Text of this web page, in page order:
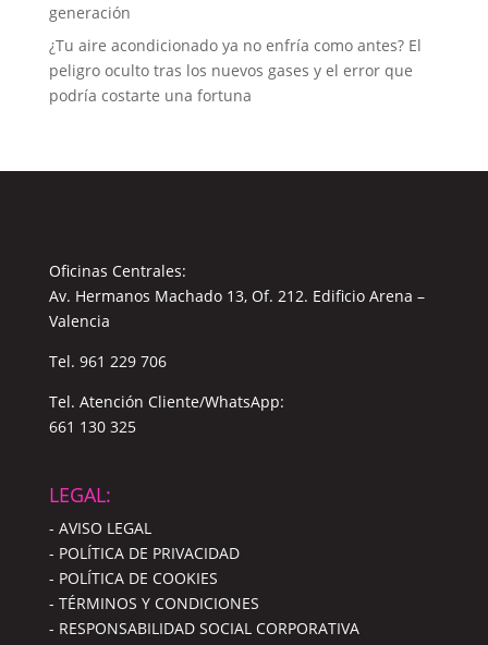
generación
¿Tu aire acondicionado ya no enfría como antes? El
peligro oculto tras los nuevos gases y el error que
podría costarte una fortuna
Oficinas Centrales:
Av. Hermanos Machado 13, Of. 212. Edificio Arena –
Valencia
Tel. 961 229 706
Tel. Atención Cliente/WhatsApp:
661 130 325
LEGAL:
- AVISO LEGAL
- POLÍTICA DE PRIVACIDAD
- POLÍTICA DE COOKIES
- TÉRMINOS Y CONDICIONES
- RESPONSABILIDAD SOCIAL CORPORATIVA